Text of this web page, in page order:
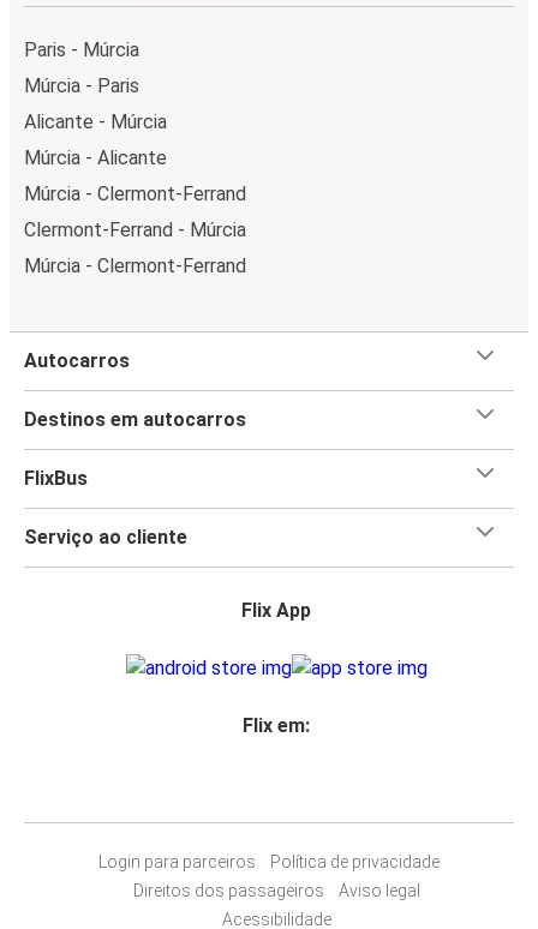
Paris - Múrcia
Múrcia - Paris
Alicante - Múrcia
Múrcia - Alicante
Múrcia - Clermont-Ferrand
Clermont-Ferrand - Múrcia
Múrcia - Clermont-Ferrand
Autocarros
Destinos em autocarros
FlixBus
Serviço ao cliente
Flix App
Flix em:
Login para parceiros
Política de privacidade
Direitos dos passageiros
Aviso legal
Acessibilidade